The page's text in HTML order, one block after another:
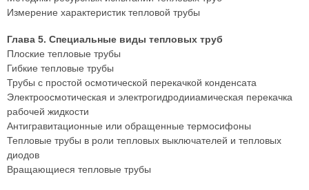
Измерение характеристик тепловой трубы
Глава 5. Специальные виды тепловых труб
Плоские тепловые трубы
Гибкие тепловые трубы
Трубы с простой осмотической перекачкой конденсата
Электроосмотическая и электрогидродииамическая перекачка
рабочей жидкости
Антигравитационные или обращенные термосифоны
Тепловые трубы в роли тепловых выключателей и тепловых
диодов
Вращающиеся тепловые трубы